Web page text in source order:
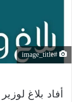
#image_title
أفاد بلاغ